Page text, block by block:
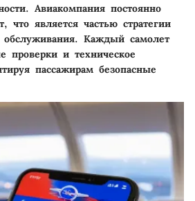
Авиакомпания постоянно
что является частью стратегии
обслуживания. Каждый самолет
проверки и техническое
пассажирам безопасные